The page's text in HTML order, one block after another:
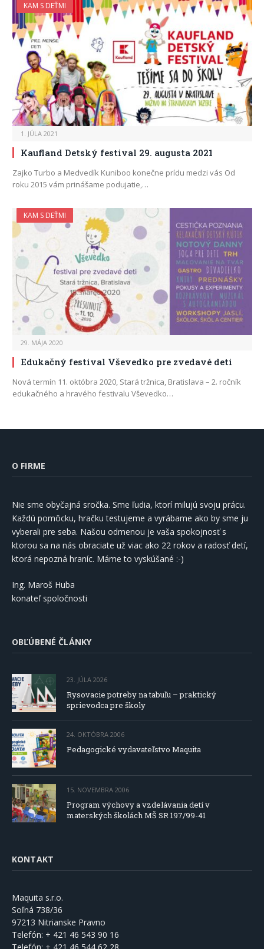
KAM S DEŤMI
1. JÚLA 2021
Kaufland Detský festival 29. augusta 2021
Zajko Turbo a Medvedík Kuniboo konečne prídu medzi vás Od
roku 2015 vám prinášame podujatie,…
KAM S DEŤMI
29. MÁJA 2020
Edukačný festival Vševedko pre zvedavé deti
Nová termín 11. októbra 2020, Stará tržnica, Bratislava – 2. ročník
edukačného a hravého festivalu Vševedko…
O FIRME
Nie sme obyčajná sročka. Sme ľudia, ktorí milujú svoju prácu.
Každú pomôcku, hračku testujeme a vyrábame ako by sme ju
vyberali pre seba. Našou odmenou je vaša spokojnosť s
ktorou sa na nás obraciate už viac ako 22 rokov a radosť detí,
ktorá nepozná hraníc. Máme to vyskúšané :-)
Ing. Maroš Huba
konateľ spoločnosti
OBĽÚBENÉ ČLÁNKY
23. JÚLA 2026
Rysovacie potreby na tabuľu – praktický
sprievodca pre školy
24. OKTÓBRA 2006
Pedagogické vydavateľstvo Maquita
15. NOVEMBRA 2006
Program výchovy a vzdelávania detí v
materských školách MŠ SR 197/99-41
KONTAKT
Maquita s.r.o.
Soľná 738/36
97213 Nitrianske Pravno
Telefón: + 421 46 543 90 16